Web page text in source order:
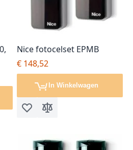
Nice fotocelset EPMB
€ 148,52
In Winkelwagen
Voeg toe aan verlanglijst
Toevoegen om te